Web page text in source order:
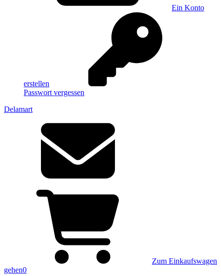
Ein Konto
erstellen
Passwort vergessen
Delamart
Zum Einkaufswagen
gehen0